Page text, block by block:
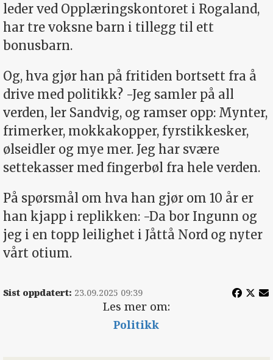
leder ved Opplæringskontoret i Rogaland,
har tre voksne barn i tillegg til ett
bonusbarn.
Og, hva gjør han på fritiden bortsett fra å
drive med politikk? -Jeg samler på all
verden, ler Sandvig, og ramser opp: Mynter,
frimerker, mokkakopper, fyrstikkesker,
ølseidler og mye mer. Jeg har svære
settekasser med fingerbøl fra hele verden.
På spørsmål om hva han gjør om 10 år er
han kjapp i replikken: -Da bor Ingunn og
jeg i en topp leilighet i Jåttå Nord og nyter
vårt otium.
Sist oppdatert: 23.09.2025 09:39
Les mer om:
Politikk